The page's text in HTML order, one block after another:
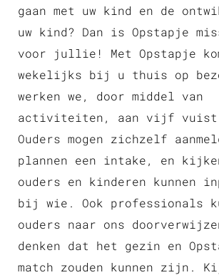
gaan met uw kind en de
uw kind? Dan is Opstapje
voor jullie! Met Opstapje
wekelijks bij u thuis op
werken we, door middel van
activiteiten, aan vijf
Ouders mogen zichzelf
plannen een intake, en
ouders en kinderen kunnen
bij wie. Ook professionals
ouders naar ons
denken dat het gezin en
match zouden kunnen zijn.